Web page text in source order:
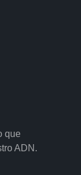
que
ADN.